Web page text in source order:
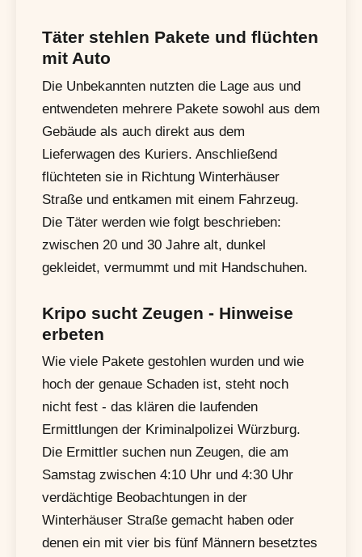
Täter stehlen Pakete und flüchten
mit Auto
Die Unbekannten nutzten die Lage aus und
entwendeten mehrere Pakete sowohl aus dem
Gebäude als auch direkt aus dem
Lieferwagen des Kuriers. Anschließend
flüchteten sie in Richtung Winterhäuser
Straße und entkamen mit einem Fahrzeug.
Die Täter werden wie folgt beschrieben:
zwischen 20 und 30 Jahre alt, dunkel
gekleidet, vermummt und mit Handschuhen.
Kripo sucht Zeugen - Hinweise
erbeten
Wie viele Pakete gestohlen wurden und wie
hoch der genaue Schaden ist, steht noch
nicht fest - das klären die laufenden
Ermittlungen der Kriminalpolizei Würzburg.
Die Ermittler suchen nun Zeugen, die am
Samstag zwischen 4:10 Uhr und 4:30 Uhr
verdächtige Beobachtungen in der
Winterhäuser Straße gemacht haben oder
denen ein mit vier bis fünf Männern besetztes